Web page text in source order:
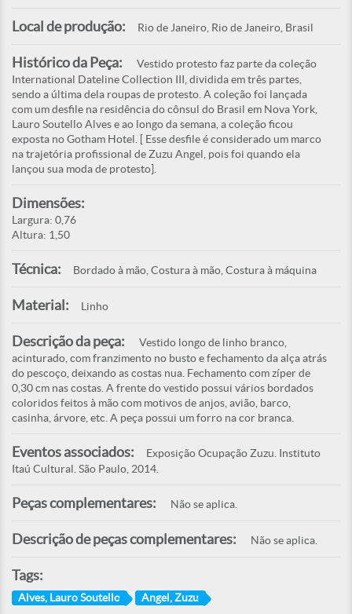
Local de produção: Rio de Janeiro, Rio de Janeiro, Brasil
Histórico da Peça:
Vestido protesto faz parte da coleção
International Dateline Collection III, dividida em três partes,
sendo a última dela roupas de protesto. A coleção foi lançada
com um desfile na residência do cônsul do Brasil em Nova York,
Lauro Soutello Alves e ao longo da semana, a coleção ficou
exposta no Gotham Hotel. [ Esse desfile é considerado um marco
na trajetória profissional de Zuzu Angel, pois foi quando ela
lançou sua moda de protesto].
Dimensões:
Largura: 0,76
Altura: 1,50
Técnica: Bordado à mão, Costura à mão, Costura à máquina
Material: Linho
Descrição da peça:
Vestido longo de linho branco,
acinturado, com franzimento no busto e fechamento da alça atrás
do pescoço, deixando as costas nua. Fechamento com zíper de
0,30 cm nas costas. A frente do vestido possui vários bordados
coloridos feitos à mão com motivos de anjos, avião, barco,
casinha, árvore, etc. A peça possui um forro na cor branca.
Eventos associados:
Exposição Ocupação Zuzu. Instituto
Itaú Cultural. São Paulo, 2014.
Peças complementares: Não se aplica.
Descrição de peças complementares: Não se aplica.
Tags:
Alves, Lauro Soutello Angel, Zuzu